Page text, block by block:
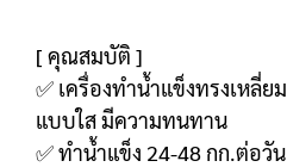
[ คุณสมบัติ ]
✅ เครื่องทำน้ำแข็งทรงเหลี่ย
แบบใส มีความทนทาน
✅ ทำน้ำแข็ง 24-48 กก.ต่อ